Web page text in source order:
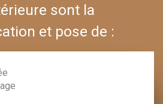
sont la
et pose de :